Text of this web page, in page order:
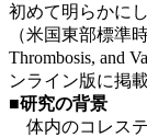
初めて明らかに
（米国東部標準
Thrombosis, and
ンライン版に掲
■研究の背景
体内のコレス